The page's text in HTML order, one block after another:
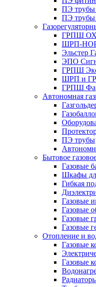
ПЭ трубы
ПЭ трубы
ГРПШ
ШРП-
Эльстер
ЭПО
ГРПШ
ШРП и
ГРПШ
Автономная
ПЭ трубы
Бытовое
Газовые
Шкафы
Гибкая
Газовые
Газовые
Газовые
Газовые
Отопление и
Газовые
Газовые